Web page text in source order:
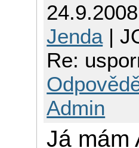
Jenda|
Re:
Admin
Já mám